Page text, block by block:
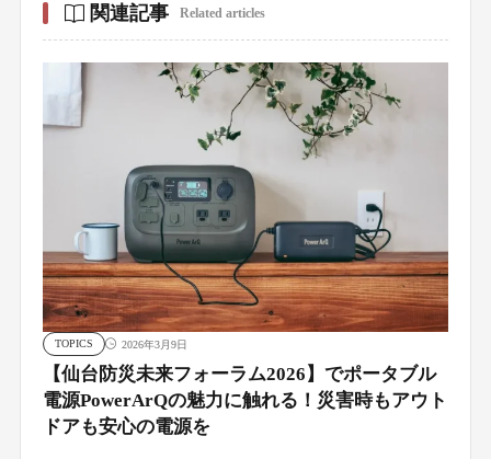
関連記事 Related articles
TOPICS 2026年3月9日
【仙台防災未来フォーラム2026】でポータブル
電源PowerArQの魅力に触れる！災害時もアウト
ドアも安心の電源を